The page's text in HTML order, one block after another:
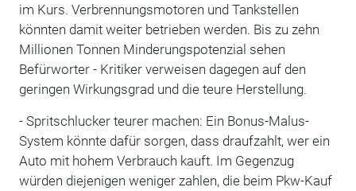
im Kurs. Verbrennungsmotoren und Tankstellen
könnten damit weiter betrieben werden. Bis zu zehn
Millionen Tonnen Minderungspotenzial sehen
Befürworter - Kritiker verweisen dagegen auf den
geringen Wirkungsgrad und die teure Herstellung.
- Spritschlucker teurer machen: Ein Bonus-Malus-
System könnte dafür sorgen, dass draufzahlt, wer ein
Auto mit hohem Verbrauch kauft. Im Gegenzug
würden diejenigen weniger zahlen, die beim Pkw-Kauf